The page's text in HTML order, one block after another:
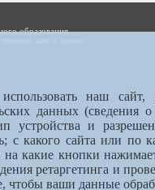
образования
наш
данных
устройства и
с какого сайта или по
на какие кнопки
ретаргетинга и
чтобы ваши данные